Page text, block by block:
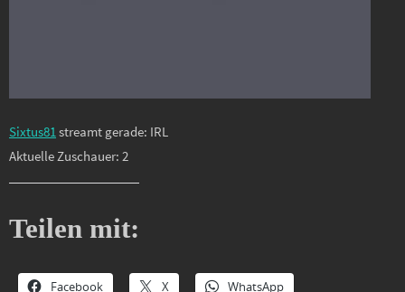
Sixtus81streamt gerade: IRL
Aktuelle Zuschauer: 2
Teilen mit:
Facebook X WhatsApp